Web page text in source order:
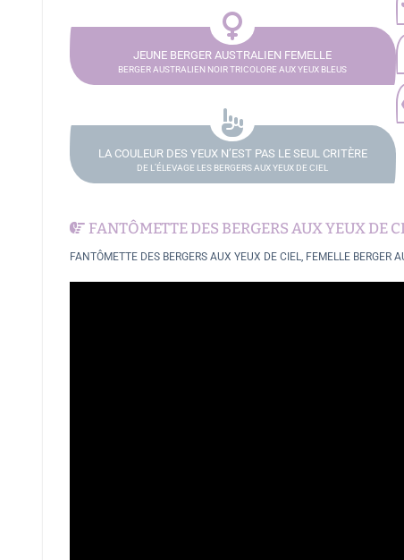
JEUNE BERGER AUSTRALIEN FEMELLE
BERGER AUSTRALIEN NOIR TRICOLORE AUX YEUX BLEUS
LA COULEUR DES YEUX N’EST PAS LE SEUL CRITÈRE
DE L’ÉLEVAGE LES BERGERS AUX YEUX DE CIEL
FANTÔMETTE DES BERGERS AUX YEUX DE
FANTÔMETTE DES BERGERS AUX YEUX DE CIEL, FEMELLE